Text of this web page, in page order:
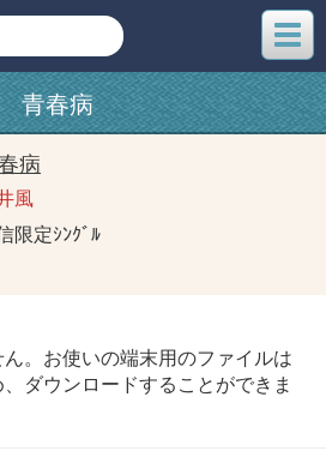
メ
ニ
ュ
ー
青春病
病
風
限定ｼﾝｸﾞﾙ
。お使いの端末用のファイルは
ダウンロードすることができま